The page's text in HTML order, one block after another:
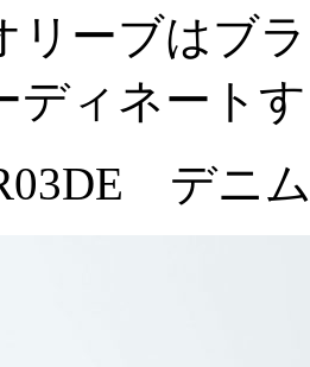
リーブはブ
ディネート
デニ